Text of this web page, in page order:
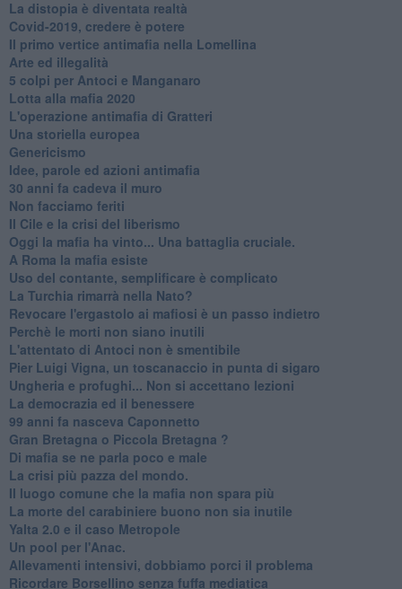
​La distopia è diventata realtà
Covid-2019, credere è potere
Il primo vertice antimafia nella Lomellina
Arte ed illegalità
​5 colpi per Antoci e Manganaro
Lotta alla mafia 2020
L'operazione antimafia di Gratteri
Una storiella europea
Genericismo
Idee, parole ed azioni antimafia
30 anni fa cadeva il muro
Non facciamo feriti
Il Cile e la crisi del liberismo
Oggi la mafia ha vinto... Una battaglia cruciale.
A Roma la mafia esiste
Uso del contante, semplificare è complicato
La Turchia rimarrà nella Nato?
Revocare l'ergastolo ai mafiosi è un passo indietro
Perchè le morti non siano inutili
L'attentato di Antoci non è smentibile
Pier Luigi Vigna, un toscanaccio in punta di sigaro
Ungheria e profughi... Non si accettano lezioni
La democrazia ed il benessere
99 anni fa nasceva Caponnetto
Gran Bretagna o Piccola Bretagna ?
Di mafia se ne parla poco e male
La crisi più pazza del mondo.
Il luogo comune che la mafia non spara più
La morte del carabiniere buono non sia inutile
Yalta 2.0 e il caso Metropole
​Un pool per l'Anac.
Allevamenti intensivi, dobbiamo porci il problema
Ricordare Borsellino senza fuffa mediatica